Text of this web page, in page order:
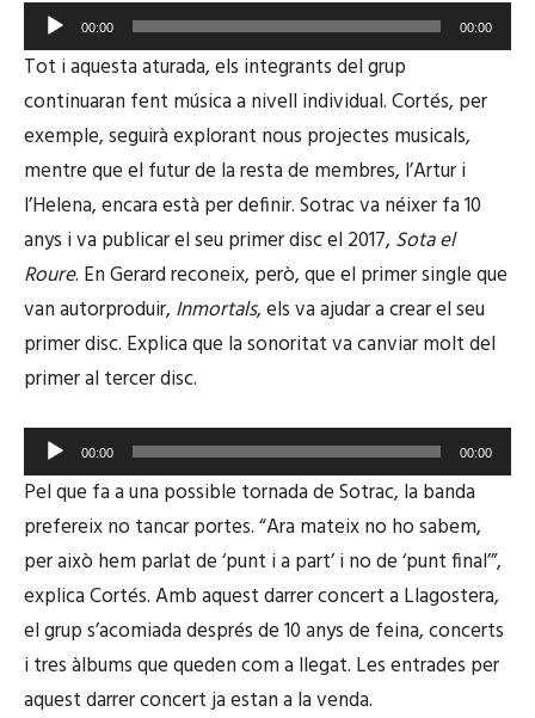
Reproductor
d'àudio
00:00 00:00
Tot i aquesta aturada, els integrants del grup
continuaran fent música a nivell individual. Cortés, per
exemple, seguirà explorant nous projectes musicals,
mentre que el futur de la resta de membres, l’Artur i
l’Helena, encara està per definir. Sotrac va néixer fa 10
anys i va publicar el seu primer disc el 2017, Sota el
Roure. En Gerard reconeix, però, que el primer single que
van autorproduir, Inmortals, els va ajudar a crear el seu
primer disc. Explica que la sonoritat va canviar molt del
primer al tercer disc.
Reproductor
d'àudio
00:00 00:00
Pel que fa a una possible tornada de Sotrac, la banda
prefereix no tancar portes. “Ara mateix no ho sabem,
per això hem parlat de ‘punt i a part’ i no de ‘punt final’”,
explica Cortés. Amb aquest darrer concert a Llagostera,
el grup s’acomiada després de 10 anys de feina, concerts
i tres àlbums que queden com a llegat. Les entrades per
aquest darrer concert ja estan a la venda.